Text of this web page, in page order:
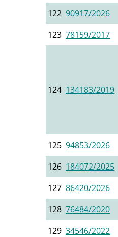
122 90917/2026
123 78159/2017
124 134183/2019
125 94853/2026
126 184072/2025
127 86420/2026
128 76484/2020
129 34546/2022